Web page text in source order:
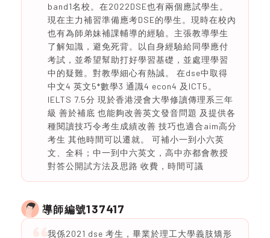
band1名校。在2022DSE也有兩個應試學生。
現在主力補習準備應考DSE的學生。現時在校內
也有為師弟妹補課輔導的經驗。主張教導學生
了解知識，避免死背。以自身經驗給同學應付
考試，並希望幫助打好學習基礎，並處理學習
中的疑難。對教學細心有熱誠。 在dse中取得
中文4 英文5*數學3 通識4 econ4 及ICT5。
IELTS 7.5分 現於香港浸會大學修讀傳理系三年
級 善於補底 也能夠改善英文發音問題 及提供各
種閱讀技巧令考生成績改善 技巧也適合aim高分
考生 其他時間可以遷就。 可補小一到小六英
文、全科；中一到中六英文，高中亦都會教授
對答公開試方法及思路 收費，時間可議
導師編號137417
我係2021 dse 考生，畢業於理工大學義肢矯形